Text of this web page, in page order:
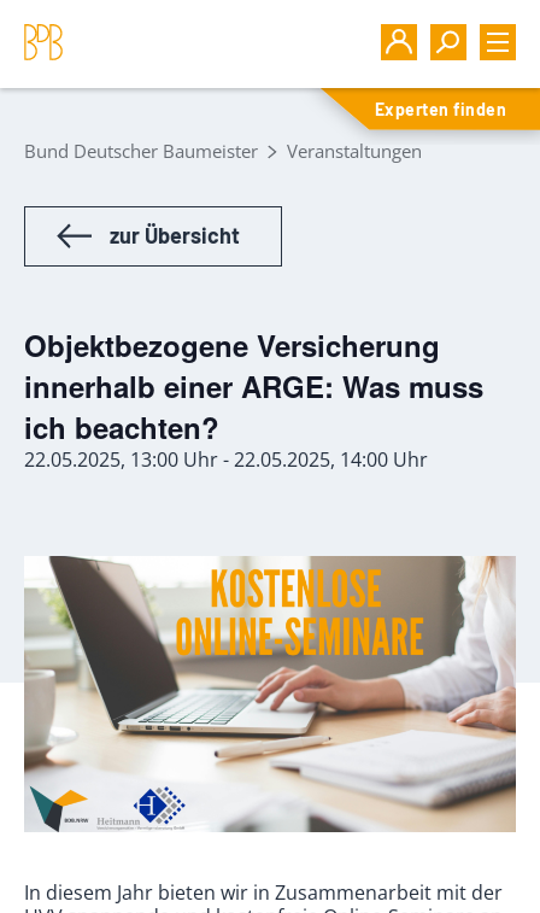
Experten finden
Bund Deutscher Baumeister Veranstaltungen
zur Übersicht
Objektbezogene Versicherung
innerhalb einer ARGE: Was muss
ich beachten?
22.05.2025, 13:00 Uhr - 22.05.2025, 14:00 Uhr
In diesem Jahr bieten wir in Zusammenarbeit mit der